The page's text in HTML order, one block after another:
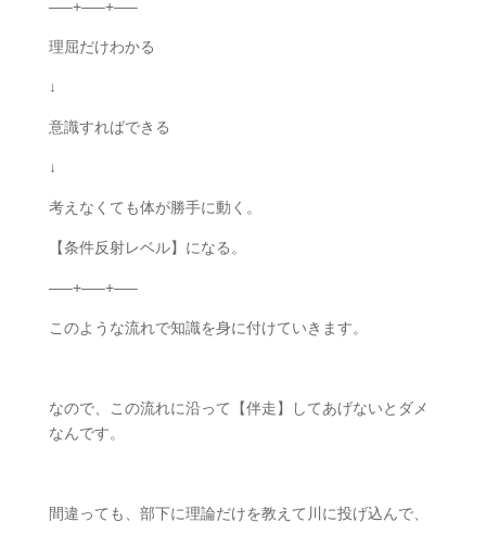
—–+—–+—–
理屈だけわかる
↓
意識すればできる
↓
考えなくても体が勝手に動く。
【条件反射レベル】になる。
—–+—–+—–
このような流れで知識を身に付けていきます。
なので、この流れに沿って【伴走】してあげないとダメ
なんです。
間違っても、部下に理論だけを教えて川に投げ込んで、